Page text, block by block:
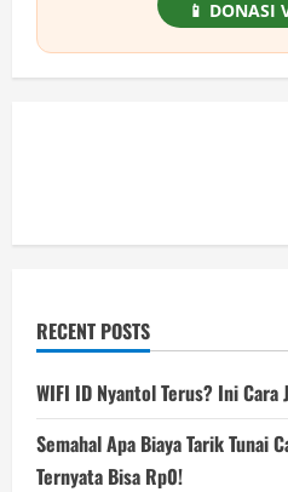
📱 DONASI
RECENT POSTS
WIFI ID Nyantol Terus? Ini
Semahal Apa Biaya Tarik Tunai
Ternyata Bisa Rp0!